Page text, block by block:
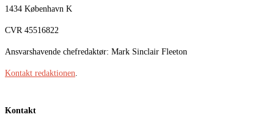
1434 København K
CVR 45516822
Ansvarshavende chefredaktør: Mark Sinclair Fleeton
Kontakt redaktionen
Kontakt